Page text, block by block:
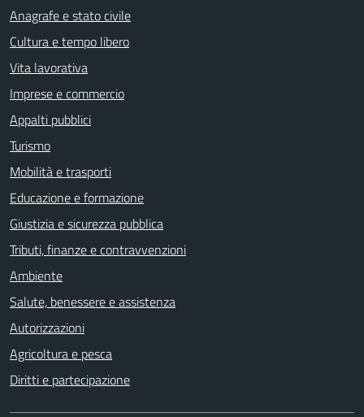
Anagrafe e stato civile
Cultura e tempo libero
Vita lavorativa
Imprese e commercio
Appalti pubblici
Turismo
Mobilità e trasporti
Educazione e formazione
Giustizia e sicurezza pubblica
Tributi, finanze e contravvenzioni
Ambiente
Salute, benessere e assistenza
Autorizzazioni
Agricoltura e pesca
Diritti e partecipazione